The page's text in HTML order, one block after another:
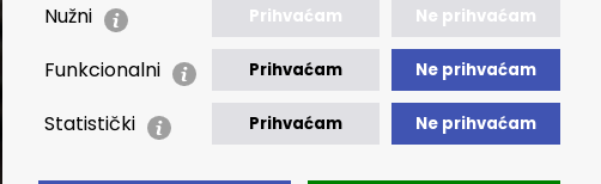
Nužni Prihvaćam Ne prihvaćam
Funkcionalni Prihvaćam Ne prihvaćam
Statistički Prihvaćam Ne prihvaćam
🢒 Izjava o pristupačnosti